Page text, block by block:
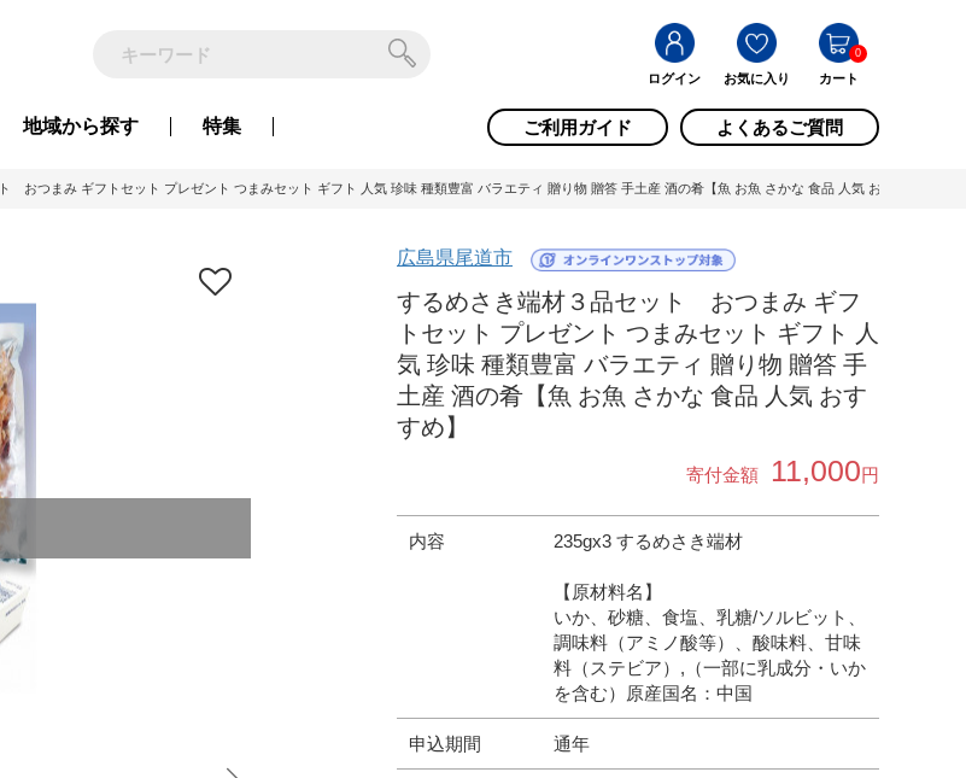
ログイン お気に入り カート
0
地域から探す 特集 ご利用ガイド よくあるご質問
おつまみ ギフトセット プレゼント つまみセット ギフト 人気 珍味 種類豊富 バラエティ 贈り物 贈答 手土産 酒の肴【魚 お魚 さかな 食品 人気 おすすめ】 / 広
広島県尾道市
するめさき端材３品セット おつまみ ギフ
トセット プレゼント つまみセット ギフト 人
気 珍味 種類豊富 バラエティ 贈り物 贈答 手
土産 酒の肴【魚 お魚 さかな 食品 人気 おす
すめ】
寄付金額 11,000円
内容 235gx3 するめさき端材
【原材料名】
いか、砂糖、食塩、乳糖/ソルビット、
調味料（アミノ酸等）、酸味料、甘味
料（ステビア）,（一部に乳成分・いか
を含む）原産国名：中国
申込期間 通年